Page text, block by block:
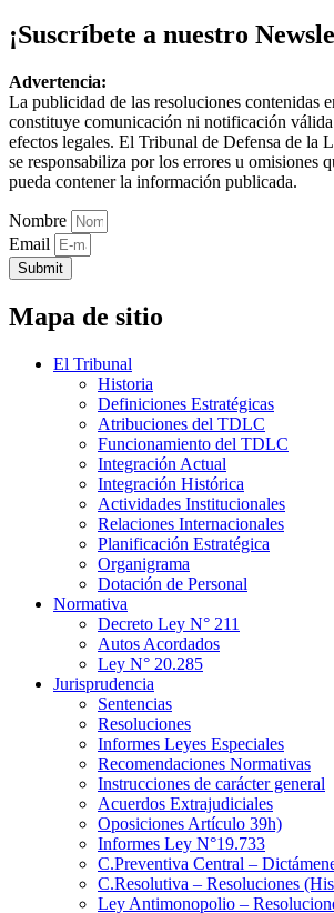
¡Suscríbete a nuestro
Advertencia:
La publicidad de las resoluciones contenidas
constituye comunicación ni notificación válida
efectos legales. El Tribunal de Defensa de la
se responsabiliza por los errores u omisiones
pueda contener la información publicada.
Nombre
Email
Submit
Mapa de sitio
El Tribunal
Historia
Definiciones Estratégicas
Atribuciones del TDLC
Funcionamiento del TDLC
Integración Actual
Integración Histórica
Actividades Institucionales
Relaciones Internacionales
Planificación Estratégica
Organigrama
Dotación de Personal
Normativa
Decreto Ley N° 211
Autos Acordados
Ley N° 20.285
Jurisprudencia
Sentencias
Resoluciones
Informes Leyes Especiales
Recomendaciones Normativas
Instrucciones de carácter general
Acuerdos Extrajudiciales
Oposiciones Artículo 39h)
Informes Ley N°19.733
C.Preventiva Central –
C.Resolutiva – Resoluciones
Ley Antimonopolio –